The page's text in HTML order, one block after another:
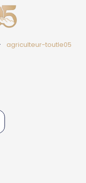
agriculteur-toutle05